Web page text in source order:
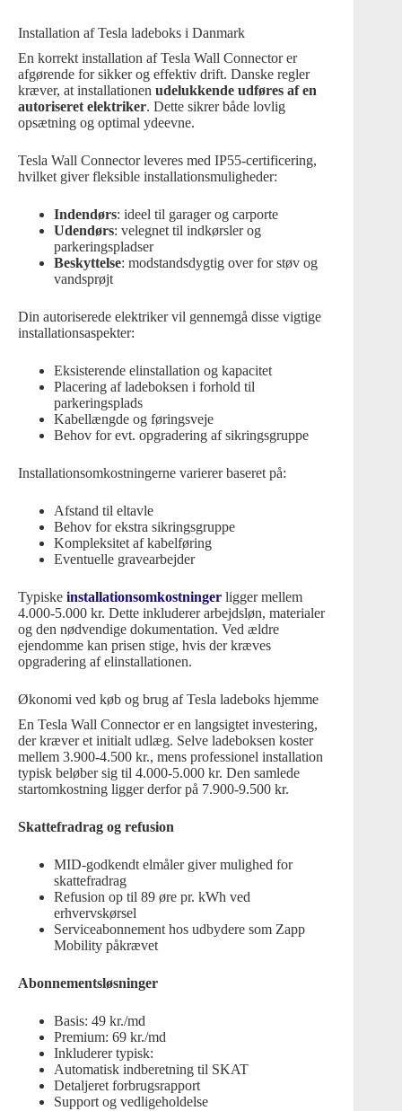
Installation af Tesla ladeboks i Danmark
En korrekt installation af Tesla Wall Connector er
afgørende for sikker og effektiv drift. Danske regler
kræver, at installationen udelukkende udføres af en
autoriseret elektriker. Dette sikrer både lovlig
opsætning og optimal ydeevne.
Tesla Wall Connector leveres med IP55-certificering,
hvilket giver fleksible installationsmuligheder:
Indendørs: ideel til garager og carporte
Udendørs: velegnet til indkørsler og
parkeringspladser
Beskyttelse: modstandsdygtig over for støv og
vandsprøjt
Din autoriserede elektriker vil gennemgå disse vigtige
installationsaspekter:
Eksisterende elinstallation og kapacitet
Placering af ladeboksen i forhold til
parkeringsplads
Kabellængde og føringsveje
Behov for evt. opgradering af sikringsgruppe
Installationsomkostningerne varierer baseret på:
Afstand til eltavle
Behov for ekstra sikringsgruppe
Kompleksitet af kabelføring
Eventuelle gravearbejder
Typiske installationsomkostninger ligger mellem
4.000-5.000 kr. Dette inkluderer arbejdsløn, materialer
og den nødvendige dokumentation. Ved ældre
ejendomme kan prisen stige, hvis der kræves
opgradering af elinstallationen.
Økonomi ved køb og brug af Tesla ladeboks hjemme
En Tesla Wall Connector er en langsigtet investering,
der kræver et initialt udlæg. Selve ladeboksen koster
mellem 3.900-4.500 kr., mens professionel installation
typisk beløber sig til 4.000-5.000 kr. Den samlede
startomkostning ligger derfor på 7.900-9.500 kr.
Skattefradrag og refusion
MID-godkendt elmåler giver mulighed for
skattefradrag
Refusion op til 89 øre pr. kWh ved
erhvervskørsel
Serviceabonnement hos udbydere som Zapp
Mobility påkrævet
Abonnementsløsninger
Basis: 49 kr./md
Premium: 69 kr./md
Inkluderer typisk:
Automatisk indberetning til SKAT
Detaljeret forbrugsrapport
Support og vedligeholdelse